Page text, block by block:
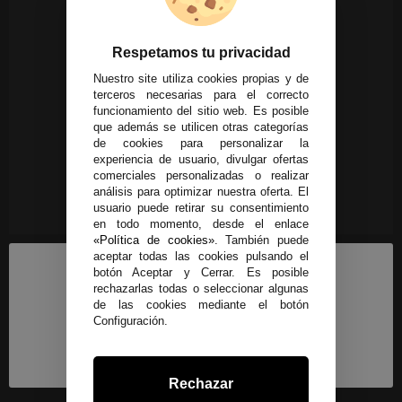
Respetamos tu privacidad
Nuestro site utiliza cookies propias y de
terceros necesarias para el correcto
funcionamiento del sitio web. Es posible
que además se utilicen otras categorías
de cookies para personalizar la
experiencia de usuario, divulgar ofertas
comerciales personalizadas o realizar
análisis para optimizar nuestra oferta. El
usuario puede retirar su consentimiento
en todo momento, desde el enlace
«Política de cookies». También puede
aceptar todas las cookies pulsando el
botón Aceptar y Cerrar. Es posible
rechazarlas todas o seleccionar algunas
de las cookies mediante el botón
Configuración.
Rechazar